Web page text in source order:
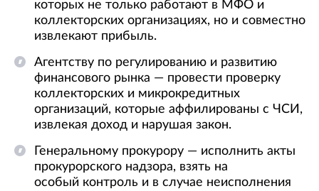
которых не только работают в МФО и
коллекторских организациях, но и совместно
извлекают прибыль.
Агентству по регулированию и развитию
финансового рынка — провести проверку
коллекторских и микрокредитных
организаций, которые аффилированы с ЧСИ,
извлекая доход и нарушая закон.
Генеральному прокурору — исполнить акты
прокурорского надзора, взять на
особый контроль и в случае неисполнения